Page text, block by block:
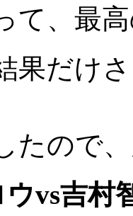
て、最
果だけ
たので
vs吉村